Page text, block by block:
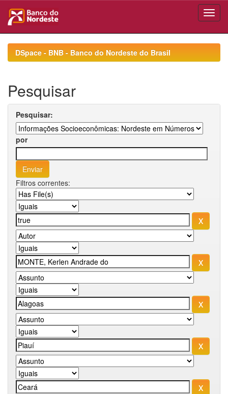
navigationDSpace - BNB - Banco do Nordeste do Brasil
Pesquisar
Pesquisar:
por
Filtros correntes: